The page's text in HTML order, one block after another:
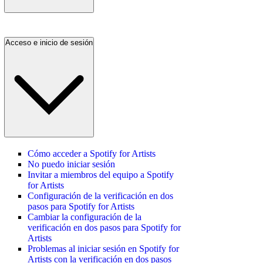
Acceso e inicio de sesión
Cómo acceder a Spotify for Artists
No puedo iniciar sesión
Invitar a miembros del equipo a Spotify
for Artists
Configuración de la verificación en dos
pasos para Spotify for Artists
Cambiar la configuración de la
verificación en dos pasos para Spotify for
Artists
Problemas al iniciar sesión en Spotify for
Artists con la verificación en dos pasos